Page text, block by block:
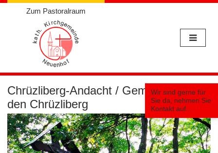
Weiter
zum
Inhalt
Zum Pastoralraum
Wir sind gerne für
Sie da, nehmen Sie
Kontakt auf...
Chrüzliberg-Andacht / Gemeinsam auf
den Chrüzliberg